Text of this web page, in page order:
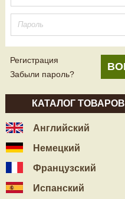
Регистрация
Забыли пароль?
КАТАЛОГ ТОВАРОВ
Английский
Немецкий
Французский
Испанский